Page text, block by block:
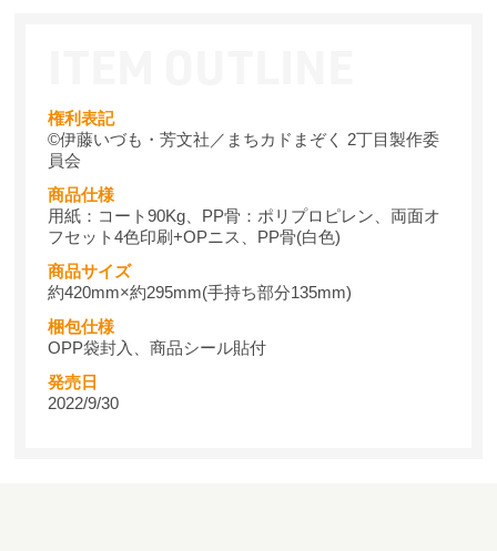
権利表記
©伊藤いづも・芳文社／まちカドまぞく 2丁目製作委
員会
商品仕様
用紙：コート90Kg、PP骨：ポリプロピレン、両面オ
フセット4色印刷+OPニス、PP骨(白色)
商品サイズ
約420mm×約295mm(手持ち部分135mm)
梱包仕様
OPP袋封入、商品シール貼付
発売日
2022/9/30